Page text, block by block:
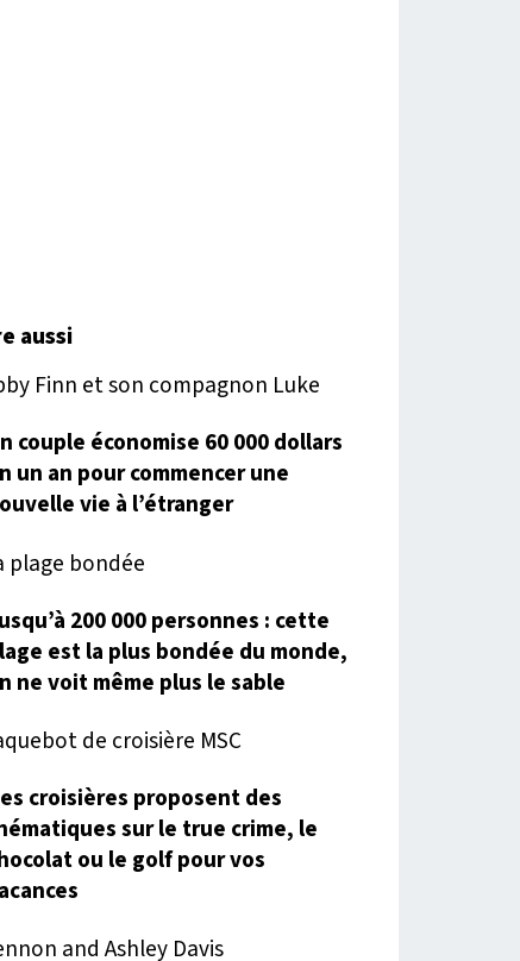
aussi
couple économise 60 000 dollars
un an pour commencer une
vie à l’étranger
200 000 personnes : cette
est la plus bondée du monde,
ne voit même plus le sable
croisières proposent des
sur le true crime, le
ou le golf pour vos